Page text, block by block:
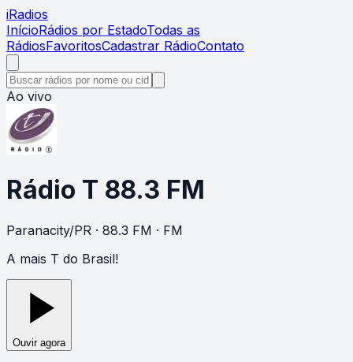
iRadios
InícioRádios por EstadoTodas as
RádiosFavoritosCadastrar RádioContato
Ao vivo
Rádio T 88.3 FM
Paranacity/PR · 88.3 FM · FM
A mais T do Brasil!
Ouvir agora